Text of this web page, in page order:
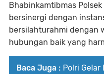
Bhabinkamtibmas
bersinergi dengan
bersilahturahmi dengan
hubungan baik yang
Baca Juga : Polri